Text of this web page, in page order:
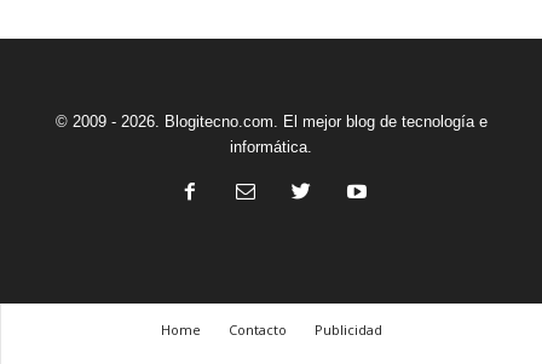
© 2009 - 2026. Blogitecno.com. El mejor blog de tecnología e
informática.
Home Contacto Publicidad